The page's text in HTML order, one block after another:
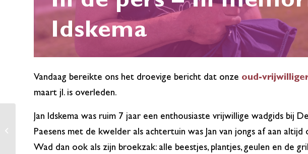
Idskema
Vandaag bereikte ons het droevige bericht dat onze oud-
maart jl. is overleden.
Jan Idskema was ruim 7 jaar een enthousiaste vrijwillige wadgids bij
Paesens met de kwelder als achtertuin was Jan van jongs af aan
Wad dan ook als zijn broekzak: alle beestjes, plantjes, geulen en de
voor IMF-subsidie